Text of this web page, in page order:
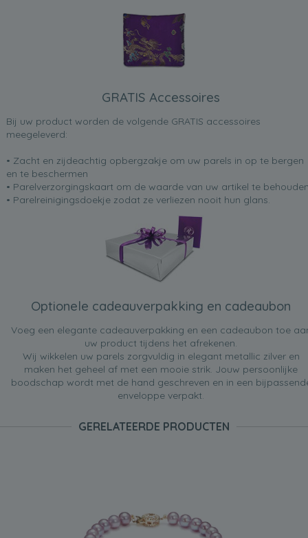
GRATIS Accessoires
Bij uw product worden de volgende GRATIS accessoires
meegeleverd:
• Zacht en zijdeachtig opbergzakje om uw parels in op te bergen
en te beschermen
• Parelverzorgingskaart om de waarde van uw artikel te
• Parelreinigingsdoekje zodat ze verliezen nooit hun glans.
Optionele cadeauverpakking en cadeaubon
Voeg een elegante cadeauverpakking en een cadeaubon toe
uw product tijdens het afrekenen.
Wij wikkelen uw parels zorgvuldig in elegant metallic zilver en
maken het geheel af met een mooie strik. Jouw persoonlijke
boodschap wordt met de hand geschreven en in een
enveloppe verpakt.
GERELATEERDE PRODUCTEN